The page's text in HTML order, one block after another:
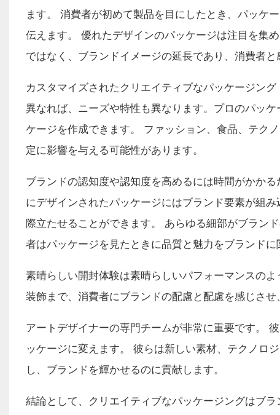
ます。 消費者が初めて製品を目にしたとき、パッケ
伝えます。 優れたデザインのパッケージは注目を集
ではなく、ブランドイメージの延長であり、消費者と
カスタマイズされたクリエイティブなパッケージン
異なれば、ニーズや特性も異なります。プロのパッ
ケージを作成できます。 ファッション、食品、テク
定に影響を与える可能性があります。
ブランドの認知度や認知度を高めるには時間がかか
にデザインされたパッケージにはブランド要素が組
際立たせることができます。 あらゆる細部がブラン
者はパッケージを見たときに品質と魅力をブランドに
素晴らしい開封体験は素晴らしいパフォーマンスの
装飾まで、消費者にブランドの配慮と配慮を感じさせ
アートデザイナーの専門チームが非常に重要です。
ッケージに変えます。 彼らは新しい素材、テクノロ
し、ブランドを輝かせるのに貢献します。
結論として、クリエイティブなパッケージングは​​ブ